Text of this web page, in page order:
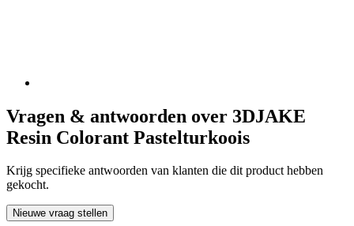
Vragen & antwoorden over 3DJAKE
Resin Colorant Pastelturkoois
Krijg specifieke antwoorden van klanten die dit product hebben
gekocht.
Nieuwe vraag stellen